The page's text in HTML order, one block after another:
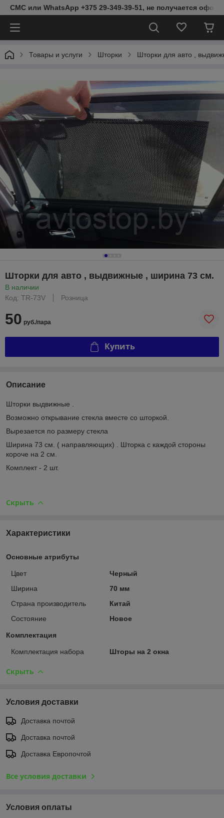
СМС или WhatsApp +375 29-349-39-51, не получается
Товары и услуги Шторки Шторки для авто ,
Шторки для авто , выдвижные , ширина 73 см.
В наличии
Код: TR-73V
Розница
50 руб./пара
Купить
Описание
Шторки выдвижные .
Возможно открывание стекла вместе со шторкой.
Вырезается по размеру стекла
Ширина 73 см. ( направляющих) . Шторка с каждой стороны
короче на 2 см.
Комплект - 2 шт.
Скрыть
Характеристики
Основные атрибуты
Цвет
Черный
Ширина
70 мм
Страна производитель
Китай
Состояние
Новое
Комплектация
Комплектация набора Шторы на 2 окна
Скрыть
Условия доставки
Доставка почтой
Доставка почтой
Доставка Европочтой
Все условия доставки
Условия оплаты